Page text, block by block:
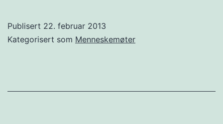
B-
Publisert 22. februar 2013
Kategorisert som Menneskemøter